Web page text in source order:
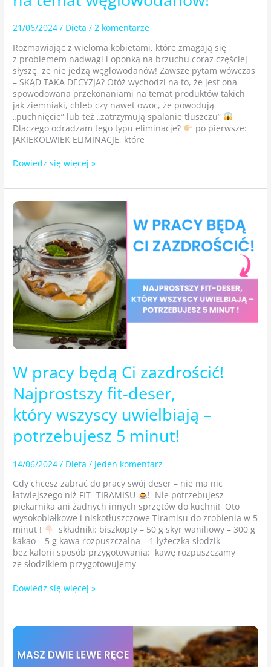
21/06/2024/ Dieta /2 komentarze
Rozmawiając z wieloma kobietami, które zmagają się
z problemem nadwagi i oponką na brzuchu coraz częściej
słyszę, że nie jedzą węglowodanów! Zawsze pytam wówczas
– SKĄD TAKA DECYZJA? Otóż wychodzi na to, że jest ona
spowodowana przekonaniami na temat produktów takich
jak ziemniaki, chleb czy nawet owoc, że powodują
„puchnięcie” lub też „zatrzymują spalanie tłuszczu”
Dlaczego odradzam tego typu eliminacje?
po pierwsze:
JAKIEKOLWIEK ELIMINACJE, które
Dowiedz się więcej »
W pracy będą Ci zazdrościć!
Najprostszy fit-deser,
który wszyscy uwielbiają –
potrzebujesz 5 minut!
14/06/2024/ Dieta / Jeden komentarz
Gdy chcesz zabrać do pracy swój deser – nie ma nic
łatwiejszego niż FIT- TIRAMISU
! Nie potrzebujesz
piekarnika ani żadnych innych sprzętów do kuchni! Oto
wysokobiałkowe i niskotłuszczowe Tiramisu do zrobienia w 5
minut !
składniki: biszkopty – 50 g skyr waniliowy – 300 g
kakao – 5 g kawa rozpuszczalna – 1 łyżeczka słodzik
bez kalorii sposób przygotowania: kawę rozpuszczamy
ze słodzikiem przygotowujemy
W pracy
będą
Ci zazdrościć!
Najprostszy
fit-
deser,
który wszyscy
uwielbiają
–
potrzebujesz
5
minut!
Dowiedz się więcej »
Masz
lewe